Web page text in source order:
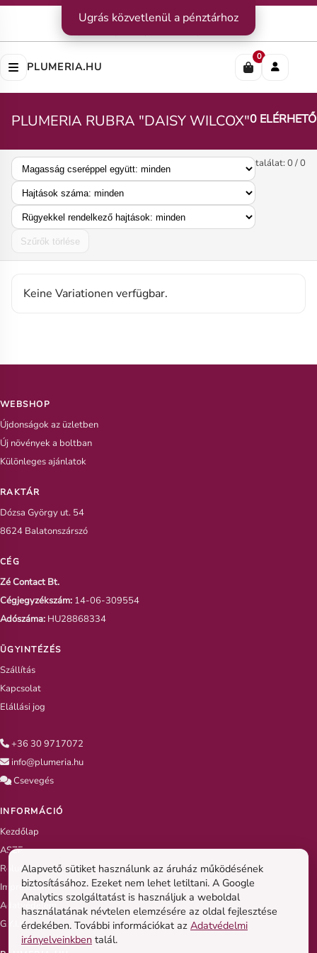
Kapcsolat|Szállítás|Fizetési módok
PLUMERIA.HU
0
PLUMERIA RUBRA "DAISY WILCOX"0 ELÉRHETŐ
Szűrők törlése
találat: 0 / 0
Keine Variationen verfügbar.
WEBSHOP
Újdonságok az üzletben
Új növények a boltban
Különleges ajánlatok
RAKTÁR
Dózsa György ut. 54
8624 Balatonszárszó
CÉG
Zé Contact Bt.
Cégjegyzékszám: 14-06-309554
Adószáma: HU28868334
ÜGYINTÉZÉS
Szállítás
Kapcsolat
Elállási jog
+36 30 9717072
info@plumeria.hu
Csevegés
INFORMÁCIÓ
Kezdőlap
ASZF
Rólunk
Impresszum
Adatvédelem
G.Y.I.K
Ugrás közvetlenül a pénztárhoz
Alapvető sütiket használunk az áruház működésének
biztosításához. Ezeket nem lehet letiltani. A Google
Analytics szolgáltatást is használjuk a weboldal
használatának névtelen elemzésére az oldal fejlesztése
érdekében. További információkat az Adatvédelmi
irányelveinkben talál.